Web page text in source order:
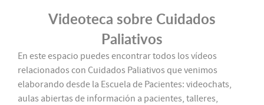
Videoteca sobre Cuidados
Paliativos
En este espacio puedes encontrar todos los vídeos
relacionados con Cuidados Paliativos que venimos
elaborando desde la Escuela de Pacientes: videochats,
aulas abiertas de información a pacientes, talleres,